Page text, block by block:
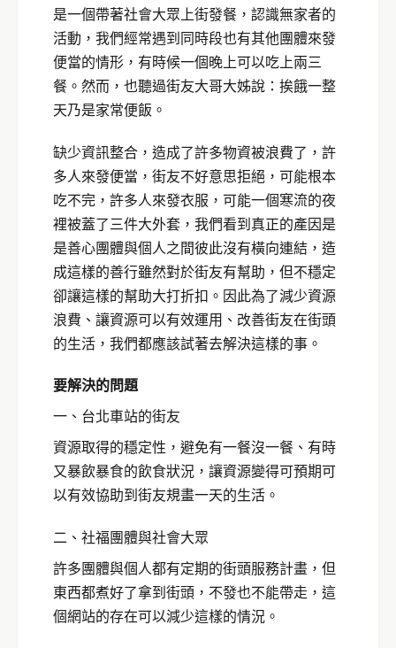
是一個帶著社會大眾上街發餐，認識無家者的
活動，我們經常遇到同時段也有其他團體來發
便當的情形，有時候一個晚上可以吃上兩三
餐。然而，也聽過街友大哥大姊說：挨餓一整
天乃是家常便飯。
缺少資訊整合，造成了許多物資被浪費了，許
多人來發便當，街友不好意思拒絕，可能根本
吃不完，許多人來發衣服，可能一個寒流的夜
裡被蓋了三件大外套，我們看到真正的產因是
是善心團體與個人之間彼此沒有橫向連結，造
成這樣的善行雖然對於街友有幫助，但不穩定
卻讓這樣的幫助大打折扣。因此為了減少資源
浪費、讓資源可以有效運用、改善街友在街頭
的生活，我們都應該試著去解決這樣的事。
要解決的問題
一、台北車站的街友
資源取得的穩定性，避免有一餐沒一餐、有時
又暴飲暴食的飲食狀況，讓資源變得可預期可
以有效協助到街友規畫一天的生活。
二、社福團體與社會大眾
許多團體與個人都有定期的街頭服務計畫，但
東西都煮好了拿到街頭，不發也不能帶走，這
個網站的存在可以減少這樣的情況。